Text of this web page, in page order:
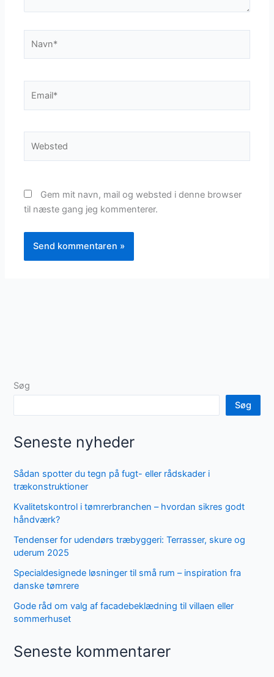
Gem mit navn, mail og websted i denne browser
til næste gang jeg kommenterer.
Søg
Søg
Seneste nyheder
Sådan spotter du tegn på fugt- eller rådskader i
trækonstruktioner
Kvalitetskontrol i tømrerbranchen – hvordan sikres godt
håndværk?
Tendenser for udendørs træbyggeri: Terrasser, skure og
uderum 2025
Specialdesignede løsninger til små rum – inspiration fra
danske tømrere
Gode råd om valg af facadebeklædning til villaen eller
sommerhuset
Seneste kommentarer